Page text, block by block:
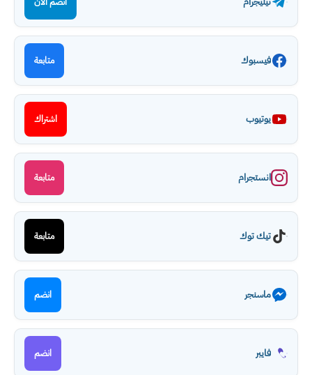
فيسبوك متابعة
يوتيوب اشتراك
انستجرام متابعة
تيك توك متابعة
ماسنجر انضم
فايبر انضم